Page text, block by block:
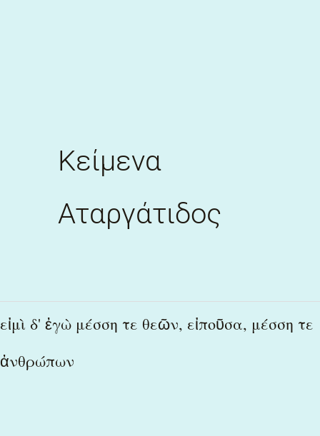
Κείμενα
Αταργάτιδος
εἰμὶ δ' ἐγὼ μέσση τε θεῶν, εἰποῦσα, μέσση τε
ἀνθρώπων
εἰμὶ
ἐγὼ